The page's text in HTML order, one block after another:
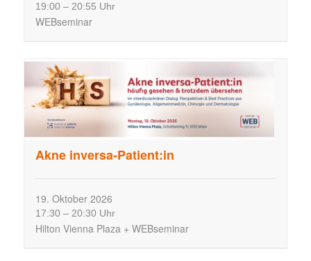
S
c
19:00 – 20:55 Uhr
WEBseminar
Akne inversa-Patient:in
19. Oktober 2026
17:30 – 20:30 Uhr
Hilton Vienna Plaza + WEBseminar